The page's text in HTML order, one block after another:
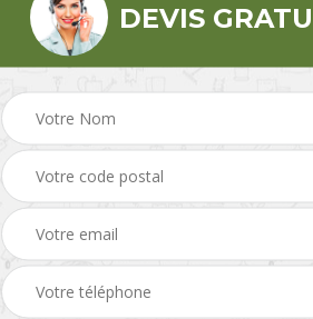
Pose et changement
grillage et clôture 45
DEVIS